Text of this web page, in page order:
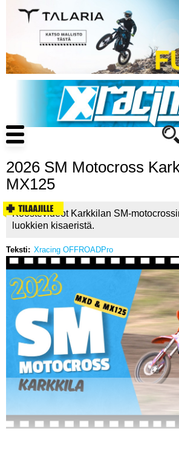
pääsisältöön
Käyttäjätunnus
Luo uusi käyttäjätili
Vaihda salasana
Main
navigation
ENDURO
CROSS COUNTRY
MUUT LAJIT
YLEISTÄ
LUE
OHJEET
MEDIATIEDOT
2026 SM Motocross
MX125
Koostevideot Karkkilan SM-
luokkien kisaeristä.
Teksti Xracing OFFROADPro